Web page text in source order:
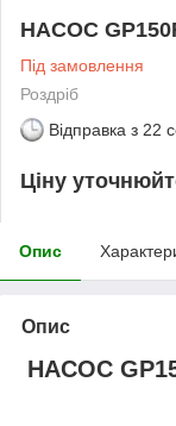
НАСОС
Під замовлення
Роздріб
Відправка з 22
Ціну
Опис
Опис
НАСОС